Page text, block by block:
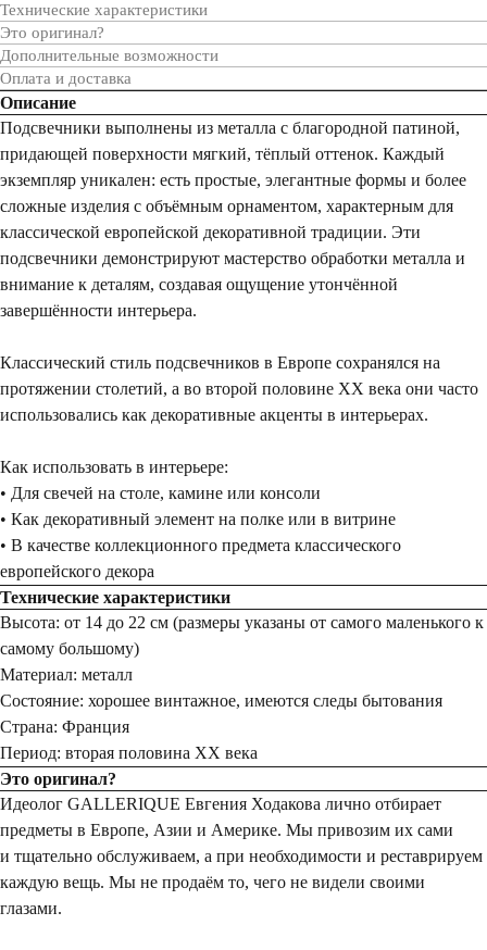
Технические характеристики
Это оригинал?
Дополнительные возможности
Оплата и доставка
Описание
Подсвечники выполнены из металла с благородной патиной,
придающей поверхности мягкий, тёплый оттенок. Каждый
экземпляр уникален: есть простые, элегантные формы и более
сложные изделия с объёмным орнаментом, характерным для
классической европейской декоративной традиции. Эти
подсвечники демонстрируют мастерство обработки металла и
внимание к деталям, создавая ощущение утончённой
завершённости интерьера.
Классический стиль подсвечников в Европе сохранялся на
протяжении столетий, а во второй половине XX века они часто
использовались как декоративные акценты в интерьерах.
Как использовать в интерьере:
• Для свечей на столе, камине или консоли
• Как декоративный элемент на полке или в витрине
• В качестве коллекционного предмета классического
европейского декора
Технические характеристики
Высота: от 14 до 22 см (размеры указаны от самого маленького к
самому большому)
Материал: металл
Состояние: хорошее винтажное, имеются следы бытования
Страна: Франция
Период: вторая половина ХХ века
Это оригинал?
Идеолог GALLERIQUE Евгения Ходакова лично отбирает
предметы в Европе, Азии и Америке. Мы привозим их сами
и тщательно обслуживаем, а при необходимости и реставрируем
каждую вещь. Мы не продаём то, чего не видели своими
глазами.